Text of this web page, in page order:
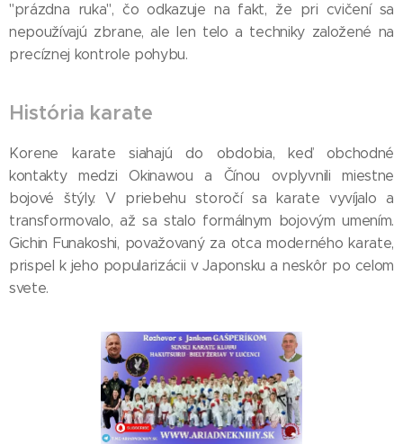
"prázdna ruka", čo odkazuje na fakt, že pri cvičení sa
nepoužívajú zbrane, ale len telo a techniky založené na
precíznej kontrole pohybu.
História karate
Korene karate siahajú do obdobia, keď obchodné
kontakty medzi Okinawou a Čínou ovplyvnili miestne
bojové štýly. V priebehu storočí sa karate vyvíjalo a
transformovalo, až sa stalo formálnym bojovým umením.
Gichin Funakoshi, považovaný za otca moderného karate,
prispel k jeho popularizácii v Japonsku a neskôr po celom
svete.